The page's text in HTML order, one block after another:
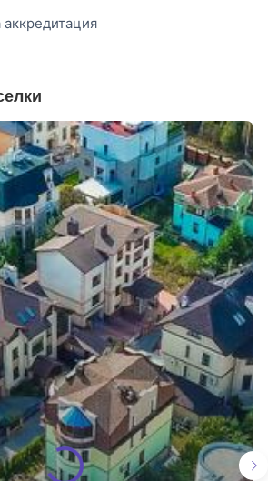
МКАД. Без комиссии для покупателя.
м² на участке в 19 соток в поселке